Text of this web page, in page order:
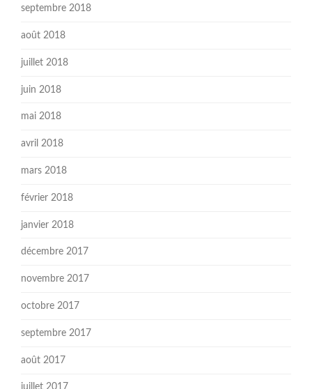
septembre 2018
août 2018
juillet 2018
juin 2018
mai 2018
avril 2018
mars 2018
février 2018
janvier 2018
décembre 2017
novembre 2017
octobre 2017
septembre 2017
août 2017